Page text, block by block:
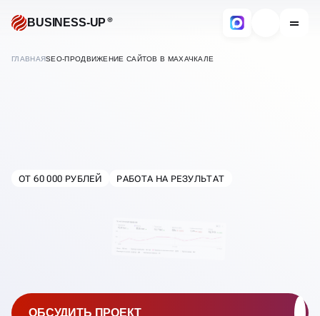
BUSINESS-UP
ГЛАВНАЯSEO-ПРОДВИЖЕНИЕ САЙТОВ В МАХАЧКАЛЕ
САЙТОВ
ОТ 60 000 РУБЛЕЙ РАБОТА НА РЕЗУЛЬТАТ
ОБСУДИТЬ ПРОЕКТ